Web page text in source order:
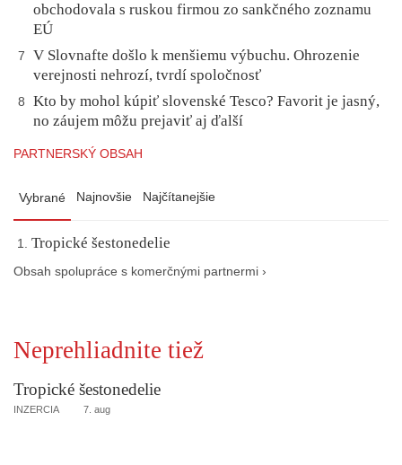
obchodovala s ruskou firmou zo sankčného zoznamu
EÚ
7
V Slovnafte došlo k menšiemu výbuchu. Ohrozenie
verejnosti nehrozí, tvrdí spoločnosť
8
Kto by mohol kúpiť slovenské Tesco? Favorit je jasný,
no záujem môžu prejaviť aj ďalší
PARTNERSKÝ OBSAH
Vybrané Najnovšie Najčítanejšie
Tropické šestonedelie
Obsah spolupráce s komerčnými partnermi ›
Neprehliadnite tiež
Tropické šestonedelie
INZERCIA 7. aug